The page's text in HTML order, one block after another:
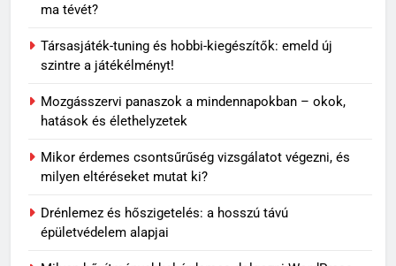
ma tévét?
Társasjáték-tuning és hobbi-kiegészítők: emeld új
szintre a játékélményt!
Mozgásszervi panaszok a mindennapokban – okok,
hatások és élethelyzetek
Mikor érdemes csontsűrűség vizsgálatot végezni, és
milyen eltéréseket mutat ki?
Drénlemez és hőszigetelés: a hosszú távú
épületvédelem alapjai
Visszatérő álmok: miért jelenhet
meg ugyanaz a történet újra és
MINDENNAPOK
Travertin burkolat időtállósága,
miért nem megy ki a divatból?
OTTHON